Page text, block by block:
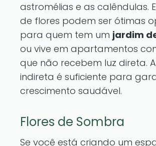
astromélias e as calêndulas.
de flores podem ser ótimas
para quem tem um jardim
ou vive em apartamentos
que não recebem luz direta.
indireta é suficiente para
crescimento saudável.
Flores de Sombra
Se você está criando um